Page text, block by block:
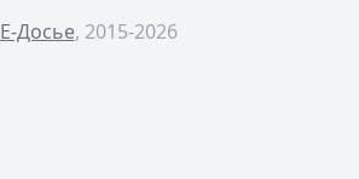
Е-Досье, 2015-2026